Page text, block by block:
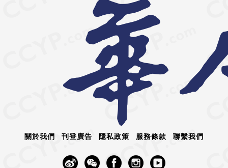
關於我們 刊登廣告 隱私政策 服務條款 聯繫我們